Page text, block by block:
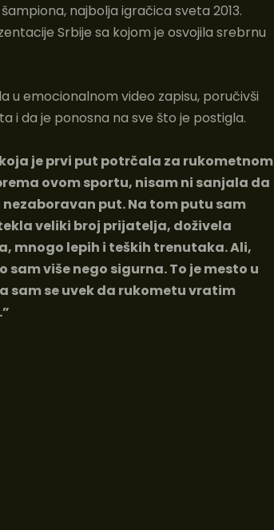
najbolja igračica sveta 2013.
Srbije sa kojom je osvojila srebrnu
u emocionalnom video zapisu, poručivši
i da je ponosna na sve što je postigla.
je prvi put potrčala za rukometnom
ovom sportu, nisam ni sanjala da
put. Na tom putu sam
veliki broj prijatelja, doživela
mnogo lepih i teških trenutaka. Ali,
više nego sigurna. To je mesto u
sam se uvek da rukometu vratim